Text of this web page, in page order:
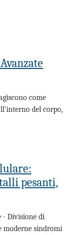
come
del corpo,
pesanti,
- Divisione di
moderne sindromi